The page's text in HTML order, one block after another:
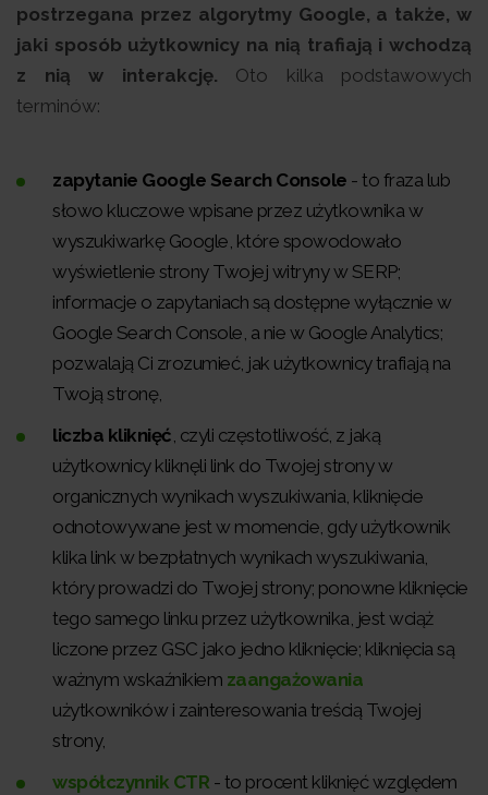
postrzegana przez algorytmy Google, a także, w
jaki sposób użytkownicy na nią trafiają i wchodzą
z nią w interakcję. Oto kilka podstawowych
terminów:
zapytanie Google Search Console - to fraza lub
słowo kluczowe wpisane przez użytkownika w
wyszukiwarkę Google, które spowodowało
wyświetlenie strony Twojej witryny w SERP;
informacje o zapytaniach są dostępne wyłącznie w
Google Search Console, a nie w Google Analytics;
pozwalają Ci zrozumieć, jak użytkownicy trafiają na
Twoją stronę,
liczba kliknięć, czyli częstotliwość, z jaką
użytkownicy kliknęli link do Twojej strony w
organicznych wynikach wyszukiwania, kliknięcie
odnotowywane jest w momencie, gdy użytkownik
klika link w bezpłatnych wynikach wyszukiwania,
który prowadzi do Twojej strony; ponowne kliknięcie
tego samego linku przez użytkownika, jest wciąż
liczone przez GSC jako jedno kliknięcie; kliknięcia są
ważnym wskaźnikiem zaangażowania
użytkowników i zainteresowania treścią Twojej
strony,
współczynnik CTR - to procent kliknięć względem